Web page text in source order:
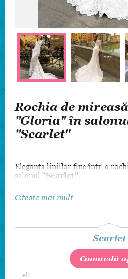
Rochia de mireasă
"Gloria" în
"Scarlet"
Eleganța liniilor fine într-o
salonul "Scarlet".
Citeste mai mult
Scarlet
Comandă
tel: